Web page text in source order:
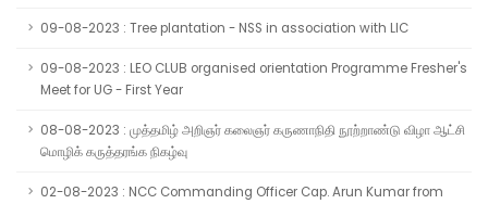
09-08-2023 : Tree plantation - NSS in association with LIC
09-08-2023 : LEO CLUB organised orientation Programme Fresher's
Meet for UG - First Year
08-08-2023 : முத்தமிழ் அறிஞர் கலைஞர் கருணாநிதி நூற்றாண்டு விழா ஆட்சி
மொழிக் கருத்தரங்க நிகழ்வு
02-08-2023 : NCC Commanding Officer Cap. Arun Kumar from